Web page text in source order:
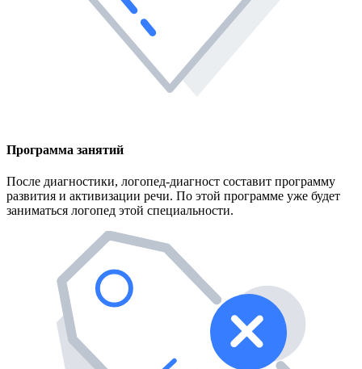
Программа занятий
После диагностики, логопед-диагност составит программу
развития и активизации речи. По этой программе уже будет
заниматься логопед этой специальности.